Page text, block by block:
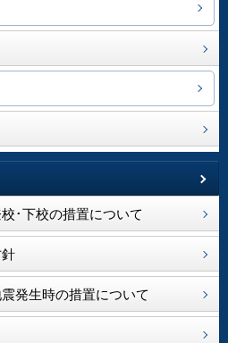
･下校の措置について
発生時の措置について